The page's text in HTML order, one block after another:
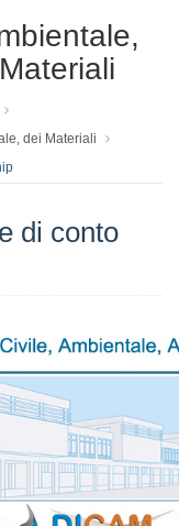
dei Materiali
di conto